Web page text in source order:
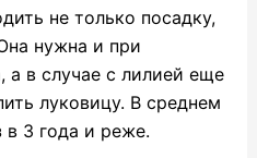
не только посадку,
нужна и при
а в случае с лилией еще
луковицу. В среднем
в 3 года и реже.